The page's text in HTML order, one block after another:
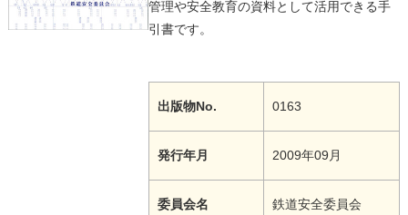
管理や安全教育の資料として活用できる手
引書です。
出版物No. 0163
発行年月 2009年09月
委員会名 鉄道安全委員会